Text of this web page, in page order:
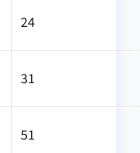
24
31
51